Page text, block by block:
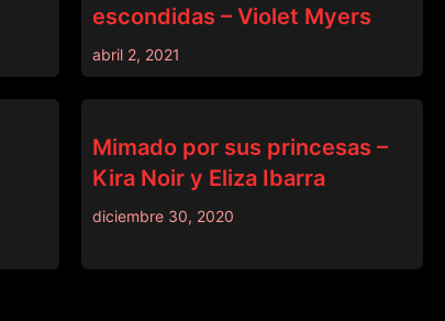
escondidas – Violet Myers
abril 2, 2021
Mimado por sus princesas –
Kira Noir y Eliza Ibarra
diciembre 30, 2020